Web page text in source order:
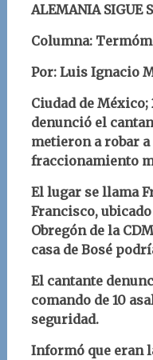
ALEMANIA SIGUE
Columna:
Por: Luis Ignacio
Ciudad de México;
denunció el
metieron a robar a
fraccionamiento
El lugar se llama
Francisco,
Obregón de la
casa de Bosé
El cantante
comando de 10
seguridad.
Informó que eran